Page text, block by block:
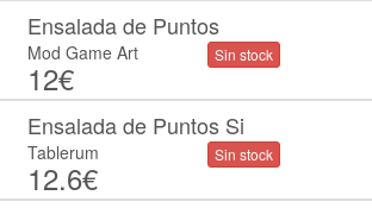
Ensalada de Puntos
Mod Game Art
12€
Sin stock
Ensalada de Puntos Si
Tablerum
12.6€
Sin stock